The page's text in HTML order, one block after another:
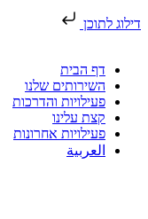
דילוג לתוכן
דף הבית
השירותים שלנו
פעילויות והדרכות
קצת עלינו
פעילויות אחרונות
العربية